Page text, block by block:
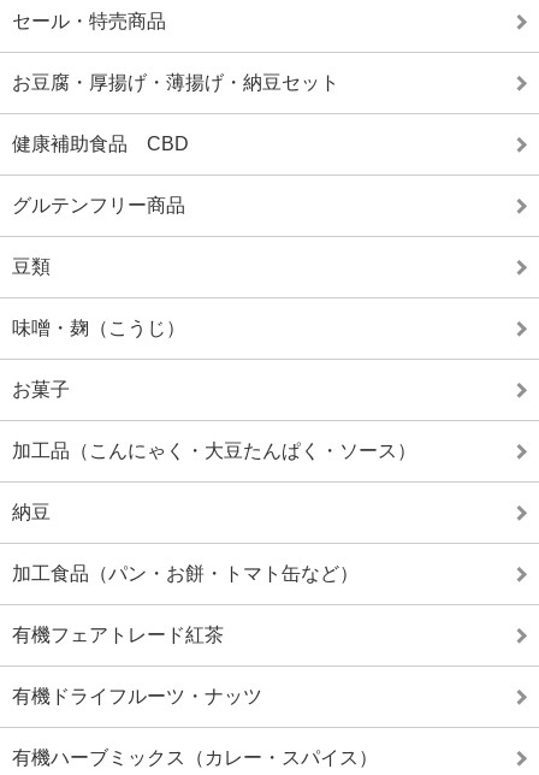
セール・特売商品
お豆腐・厚揚げ・薄揚げ・納豆セット
健康補助食品 CBD
グルテンフリー商品
豆類
味噌・麹（こうじ）
お菓子
加工品（こんにゃく・大豆たんぱく・ソース）
納豆
加工食品（パン・お餅・トマト缶など）
有機フェアトレード紅茶
有機ドライフルーツ・ナッツ
有機ハーブミックス（カレー・スパイス）